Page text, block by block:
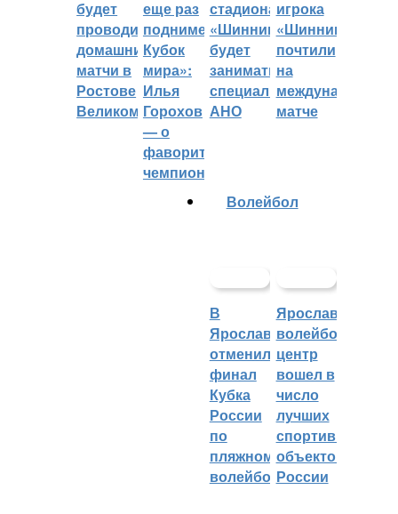
будет
проводить
домашние
матчи в
Ростове
Великом
еще раз
поднимет
Кубок
мира»:
Илья
Горохов
— о
фаворитах
чемпионата
стадиона
«Шинник»
будет
заниматься
специальное
АНО
игрока
«Шинника»
почтили
на
международном
матче
Волейбол
В
Ярославле
отменили
финал
Кубка
России
по
пляжному
волейболу
Ярославский
волейбольный
центр
вошел в
число
лучших
спортивных
объектов
России